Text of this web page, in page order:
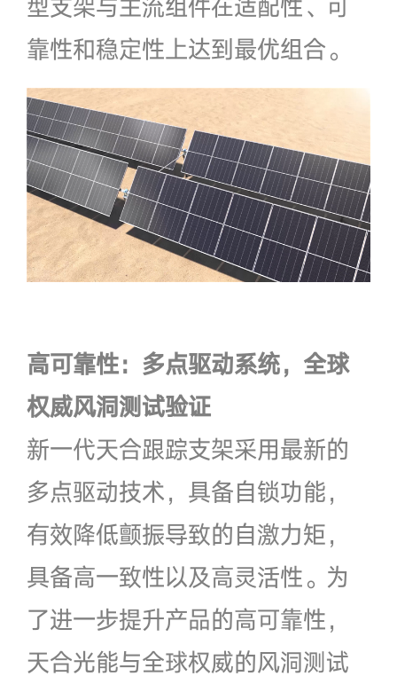
靠性和稳定性上达到最优组合。
高可靠性：多点驱动系统，全球
权威风洞测试验证
新一代天合跟踪支架采用最新的
多点驱动技术，具备自锁功能，
有效降低颤振导致的自激力矩，
具备高一致性以及高灵活性。为
了进一步提升产品的高可靠性，
天合光能与全球权威的风洞测试